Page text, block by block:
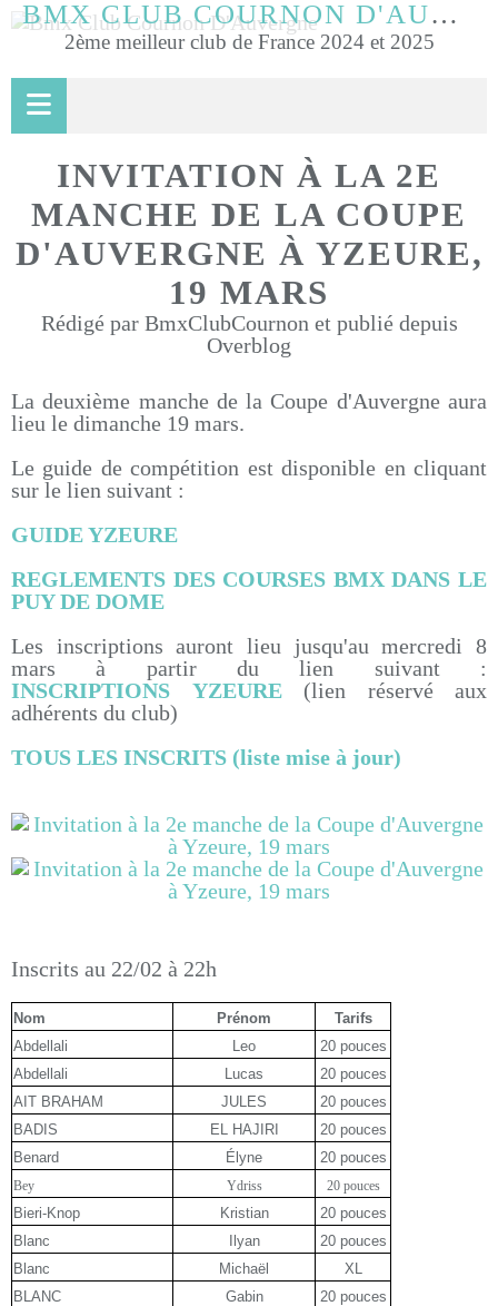
BMX CLUB COURNON D'AUVERGNE
2ème meilleur club de France 2024 et 2025
INVITATION À LA 2E
MANCHE DE LA COUPE
D'AUVERGNE À YZEURE,
19 MARS
Rédigé par BmxClubCournon et publié depuis
Overblog
La deuxième manche de la Coupe d'Auvergne aura
lieu le dimanche 19 mars.
Le guide de compétition est disponible en cliquant
sur le lien suivant :
GUIDE YZEURE
REGLEMENTS DES COURSES BMX DANS LE
PUY DE DOME
Les inscriptions auront lieu jusqu'au mercredi 8
mars à partir du lien suivant :
INSCRIPTIONS YZEURE(lien réservé aux
adhérents du club)
TOUS LES INSCRITS (liste mise à jour)
Inscrits au 22/02 à 22h
Nom Prénom
Tarifs
Abdellali
Leo
20 pouces
Abdellali
Lucas
20 pouces
AIT BRAHAM
JULES
20 pouces
BADIS
EL HAJIRI
20 pouces
Benard
Élyne 20 pouces
Bey Ydriss 20 pouces
Bieri-Knop Kristian
20 pouces
Blanc
Ilyan
20 pouces
Blanc
Michaël
XL
BLANC
Gabin
20 pouces